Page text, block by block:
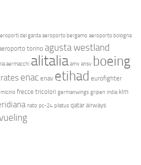
del garda aeroporto bergamo aeroporto bologna
torino agusta westland
aermacchi alitalia amx ansv boeing
enac enav etihad eurofighter
frecce tricolori germanwings gripen india klm
nato pc-24 pilatus qatar airways